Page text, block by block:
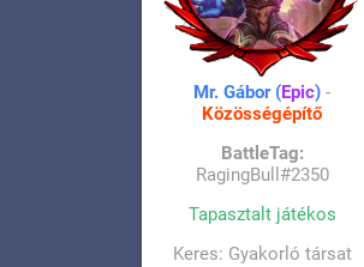
Mr. Gábor (Epic) -
Közösségépítő
BattleTag:
RagingBull#2350
Tapasztalt játékos
Keres: Gyakorló társat